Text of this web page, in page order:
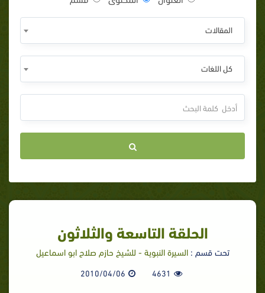
المقالات
كل اللغات
الحلقة التاسعة والثلاثون
تحت قسم :السيرة النبوية - للشيخ حازم صلاح ابو اسماعيل
4631
2010/04/06